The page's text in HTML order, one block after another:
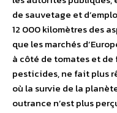
de sauvetage et
12 000 kilomètres des
que les marchés
à côté de tomates et de
pesticides, ne fait plus
où la survie de la
outrance n’est plus